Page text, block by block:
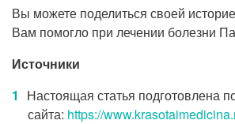
Вы можете поделиться своей
Вам помогло при лечении болезни
Источники
Настоящая статья подготовлена
сайта: https://